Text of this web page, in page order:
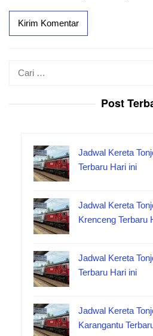
Post
Jadwal Kereta
Terbaru Hari ini
Jadwal Kereta
Krenceng Terbaru
Jadwal Kereta
Terbaru Hari ini
Jadwal Kereta
Karangantu